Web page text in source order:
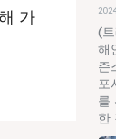
가
(
해
즌
포
를
한